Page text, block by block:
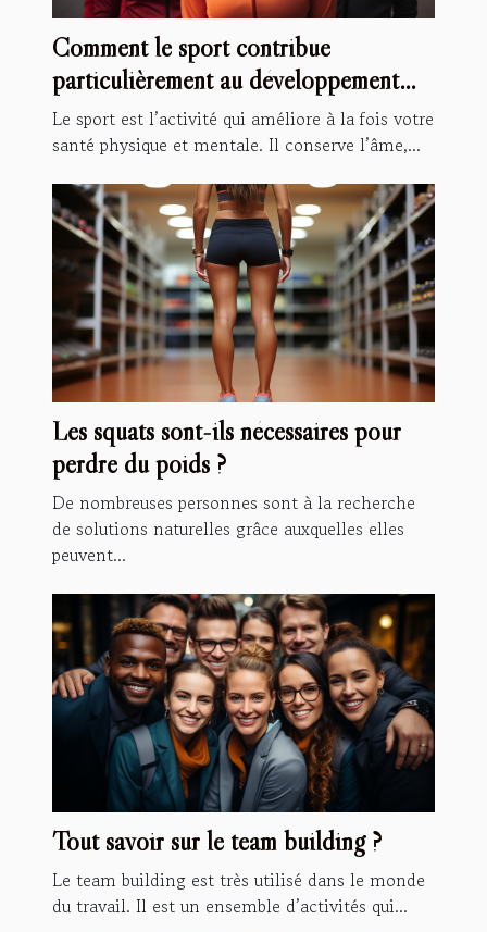
Comment le sport contribue
particulièrement au développement
personnel ?
Le sport est l’activité qui améliore à la fois votre
santé physique et mentale. Il conserve l’âme,...
Les squats sont-ils nécessaires pour
perdre du poids ?
De nombreuses personnes sont à la recherche
de solutions naturelles grâce auxquelles elles
peuvent...
Tout savoir sur le team building ?
Le team building est très utilisé dans le monde
du travail. Il est un ensemble d’activités qui...